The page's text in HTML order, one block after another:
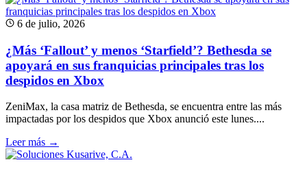
6 de julio, 2026
¿Más ‘Fallout’ y menos ‘Starfield’? Bethesda se
apoyará en sus franquicias principales tras los
despidos en Xbox
ZeniMax, la casa matriz de Bethesda, se encuentra entre las más
impactadas por los despidos que Xbox anunció este lunes....
Leer más →